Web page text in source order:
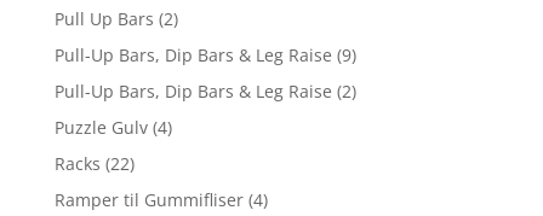
Pull Up Bars (2)
Pull-Up Bars, Dip Bars & Leg Raise (9)
Pull-Up Bars, Dip Bars & Leg Raise (2)
Puzzle Gulv (4)
Racks (22)
Ramper til Gummifliser (4)